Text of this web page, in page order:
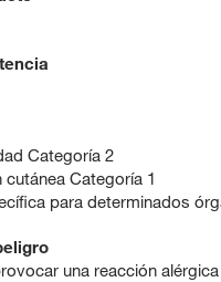
Categoría 2
cutánea Categoría 1
para determinados
una reacción alérgica